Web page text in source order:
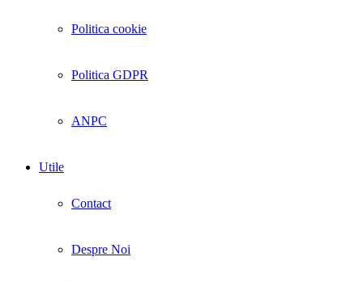
Politica cookie
Politica GDPR
ANPC
Utile
Contact
Despre Noi